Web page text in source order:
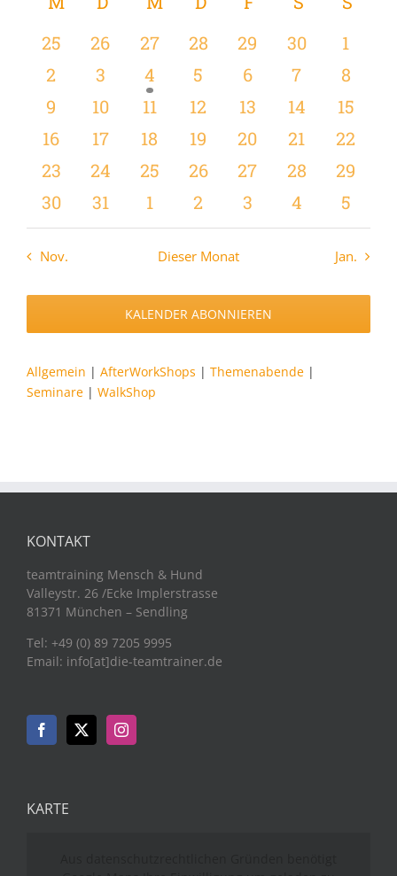
von
Veranstaltungen
0
Veranstaltungen
25
0
Veranstaltungen
26
0
Veranstaltungen
27
0
Veranstaltungen
28
0
Veranstaltungen
29
0
30
0
1
0
Veranstaltungen
2
0
Veranstaltungen
3
1
Veranstaltung
4
0
Veranstaltungen
5
0
Veranstaltungen
6
0
7
0
8
0
Veranstaltungen
9
0
Veranstaltungen
10
0
Veranstaltungen
11
0
Veranstaltungen
12
0
Veranstaltungen
13
0
14
0
15
0
Veranstaltungen
16
0
Veranstaltungen
17
0
Veranstaltungen
18
0
Veranstaltungen
19
0
Veranstaltungen
20
0
21
0
22
0
Veranstaltungen
23
0
Veranstaltungen
24
0
Veranstaltungen
25
0
Veranstaltungen
26
0
Veranstaltungen
27
0
28
0
29
0
Veranstaltungen
30
0
Veranstaltungen
31
0
Veranstaltungen
1
0
Veranstaltungen
2
0
Veranstaltungen
3
0
4
0
5
Nov. Dieser Monat Jan.
KALENDER ABONNIEREN
Allgemein | AfterWorkShops | Themenabende |
Seminare | WalkShop
KONTAKT
teamtraining Mensch & Hund
Valleystr. 26 /Ecke Implerstrasse
81371 München – Sendling
Tel: +49 (0) 89 7205 9995
Email: info[at]die-teamtrainer.de
KARTE